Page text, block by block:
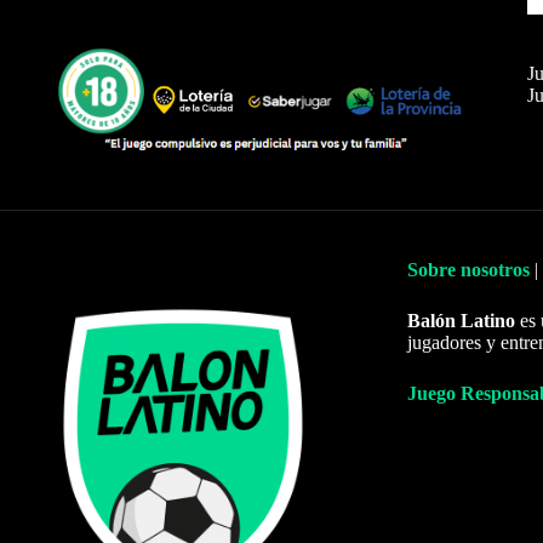
Sobre nosotros |
Balón Latino es
jugadores y
Juego